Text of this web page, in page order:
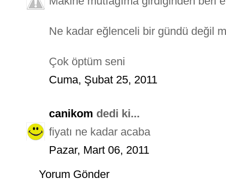
Ne kadar eğlenceli bir gündü değil
Çok öptüm seni
Cuma, Şubat 25, 2011
canikom dedi ki...
fiyatı ne kadar acaba
Pazar, Mart 06, 2011
Yorum Gönder